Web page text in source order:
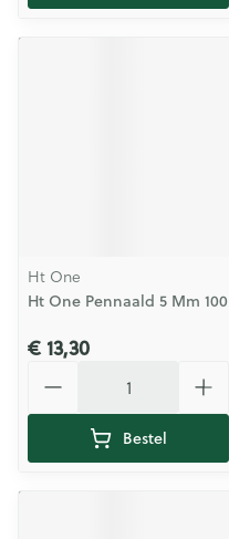
Ht One
Ht One Pennaald 5 Mm 100
€ 13,30
Bestel